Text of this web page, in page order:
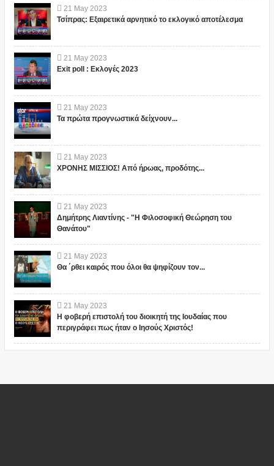
21 May 2023
Τσίπρας: Εξαιρετικά αρνητικό το εκλογικό αποτέλεσμα
21 May 2023
Exit poll : Εκλογές 2023
21 May 2023
Τα πρώτα προγνωστικά δείχνουν...
21 May 2023
ΧΡΟΝΗΣ ΜΙΣΣΙΟΣ! Από ήρωας, προδότης...
21 May 2023
Δημήτρης Λιαντίνης - "Η Φιλοσοφική Θεώρηση του
Θανάτου"
21 May 2023
Θα ΄ρθει καιρός που όλοι θα ψηφίζουν τον...
21 May 2023
Η φοβερή επιστολή του διοικητή της Ιουδαίας που
περιγράφει πως ήταν ο Ιησούς Χριστός!